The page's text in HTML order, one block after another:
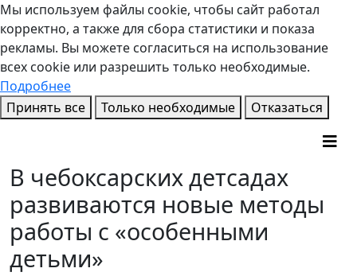
Мы используем файлы cookie, чтобы сайт работал
корректно, а также для сбора статистики и показа
рекламы. Вы можете согласиться на использование
всех cookie или разрешить только необходимые.
Подробнее
Принять все
Только необходимые Отказаться
В чебоксарских детсадах
развиваются новые методы
работы с «особенными
детьми»